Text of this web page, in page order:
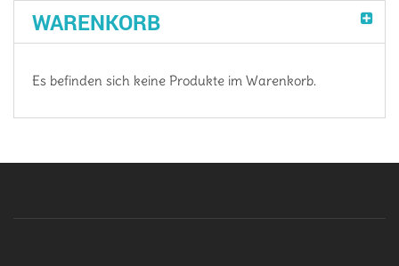
WARENKORB
Es befinden sich keine Produkte im Warenkorb.